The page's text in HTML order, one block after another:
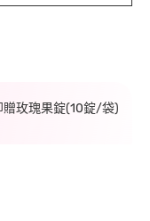
玫瑰果錠(10錠/袋)